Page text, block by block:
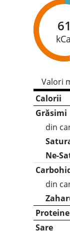
61
Valori
Calorii
Grăsimi
din
Ne-
din
Proteine
Sare